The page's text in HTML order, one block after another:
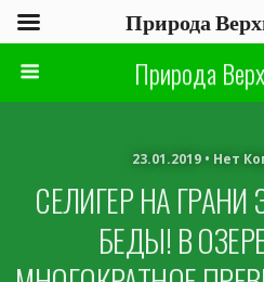
Природа
23.01.2019 • Нет
СЕЛИГЕР НА
БЕДЫ! В
Природа